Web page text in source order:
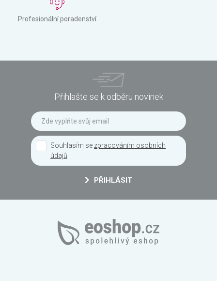
Profesionální poradenství
Přihlašte se k odběru novinek
Souhlasím se zpracováním osobních
údajů
PŘIHLÁSIT